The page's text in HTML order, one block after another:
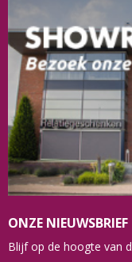
ONZE NIEUWSBRIEF
Blijf op de hoogte van